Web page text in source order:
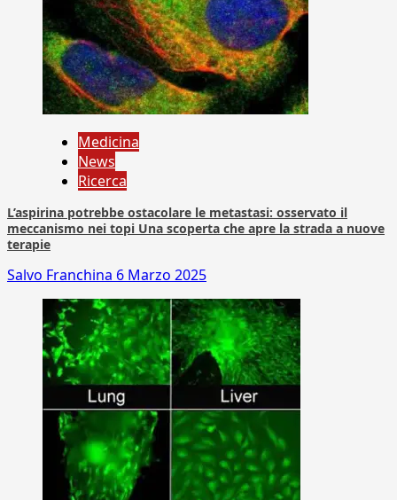
Medicina
News
Ricerca
L’aspirina potrebbe ostacolare le metastasi: osservato il
meccanismo nei topi Una scoperta che apre la strada a nuove
terapie
Salvo Franchina 6 Marzo 2025